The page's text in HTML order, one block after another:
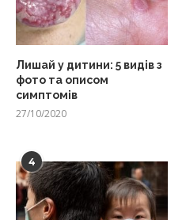
Лишай у дитини: 5 видів з
фото та описом
симптомів
27/10/2020
4